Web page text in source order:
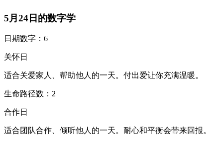
5月24日的数字学
日期数字：6
关怀日
适合关爱家人、帮助他人的一天。付出爱让你充满温暖。
生命路径数：2
合作日
适合团队合作、倾听他人的一天。耐心和平衡会带来回报。